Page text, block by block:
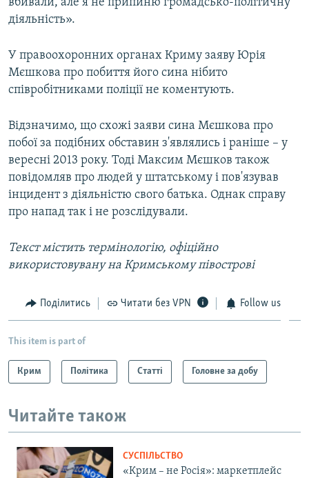
діяльність».
У правоохоронних органах Криму заяву Юрія
Мєшкова про побиття його сина нібито
співробітниками поліції не коментують.
Відзначимо, що схожі заяви сина Мєшкова про
побої за подібних обставин з'являлись і раніше – у
вересні 2013 року. Тоді Максим Мєшков також
повідомляв про людей у штатському і пов'язував
інцидент з діяльністю свого батька. Однак справу
про напад так і не розслідували.
Текст містить термінологію, офіційно
використовувану на Кримському півострові
Поділитись Читати без VPN Follow us
This item is part of
Крим Політика Статті Головне за добу
Читайте також
СУСПІЛЬСТВО
«Крим – не Росія»: маркетплейс